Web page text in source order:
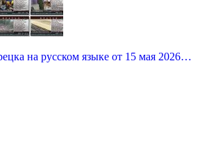
на русском языке от 15 мая 2026…